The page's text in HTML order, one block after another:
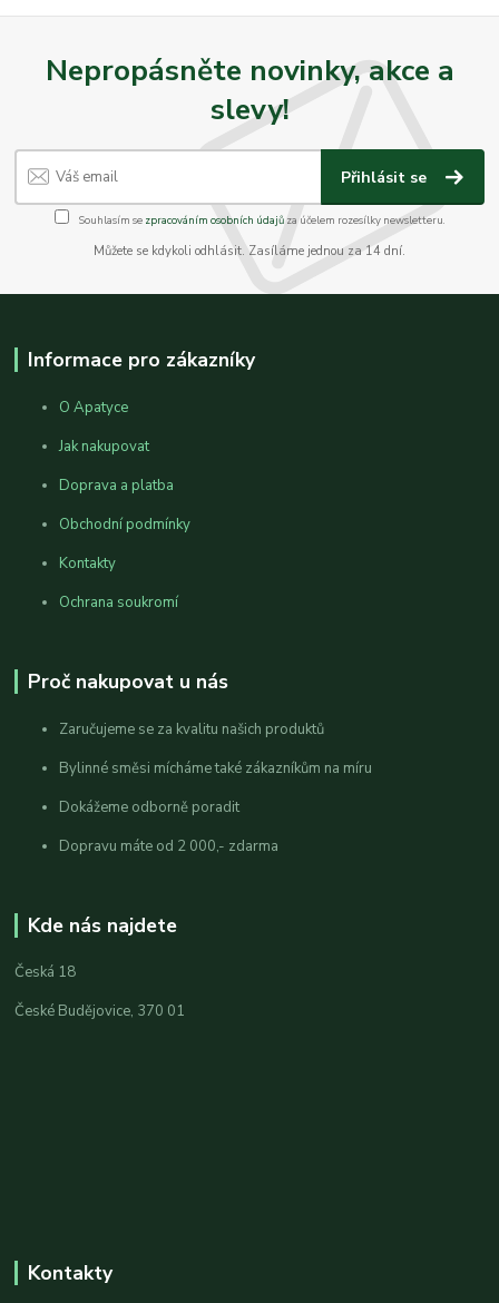
Nepropásněte novinky, akce a
slevy!
Přihlásit se
Souhlasím se zpracováním osobních údajůza účelem rozesílky newsletteru.
Můžete se kdykoli odhlásit. Zasíláme jednou za 14 dní.
Informace pro zákazníky
O Apatyce
Jak nakupovat
Doprava a platba
Obchodní podmínky
Kontakty
Ochrana soukromí
Proč nakupovat u nás
Zaručujeme se za kvalitu našich produktů
Bylinné směsi mícháme také zákazníkům na míru
Dokážeme odborně poradit
Dopravu máte od 2 000,- zdarma
Kde nás najdete
Česká 18
České Budějovice, 370 01
Kontakty